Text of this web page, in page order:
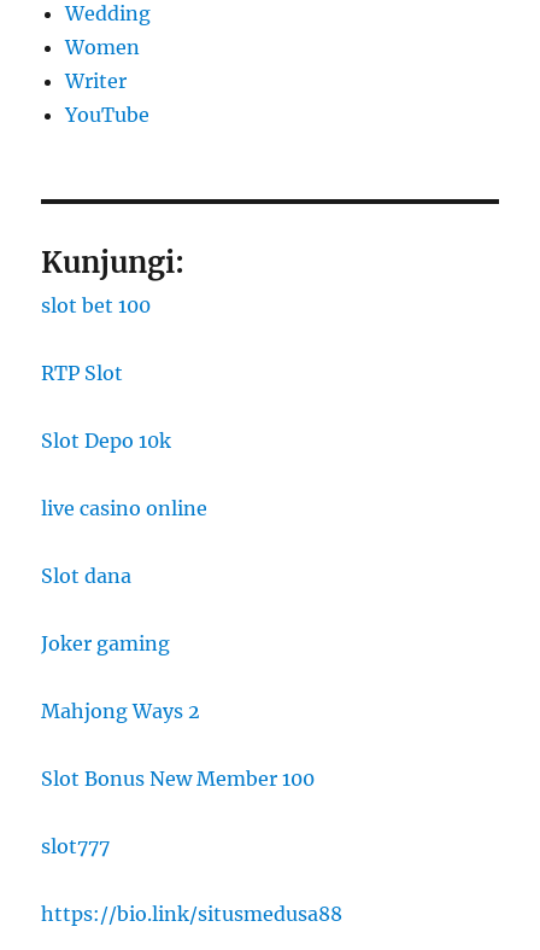
Wedding
Women
Writer
YouTube
Kunjungi:
slot bet 100
RTP Slot
Slot Depo 10k
live casino online
Slot dana
Joker gaming
Mahjong Ways 2
Slot Bonus New Member 100
slot777
https://bio.link/situsmedusa88